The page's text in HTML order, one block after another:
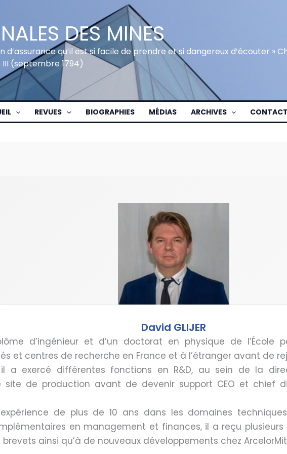
DES MINES
d’assurance qu’il est si facile de prendre et si dangereux d’écouter »
(septembre 1794)
REVUES BIOGRAPHIES MÉDIAS ARCHIVES CONTACT
David GLIJER
d’ingénieur et d’un doctorat en physique de l’École
et centres de recherche en France et à l’étranger avant de
a exercé différentes fonctions en R&D, au sein de la
de production avant de devenir support CEO et chief
expérience de plus de 10 ans dans les domaines
en management et finances, il a reçu plusieurs
ainsi qu’à de nouveaux développements chez